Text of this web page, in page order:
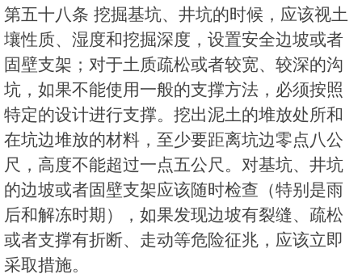
第五十八条 挖掘基坑、井坑的时候，应该视土
壤性质、湿度和挖掘深度，设置安全边坡或者
固壁支架；对于土质疏松或者较宽、较深的沟
坑，如果不能使用一般的支撑方法，必须按照
特定的设计进行支撑。挖出泥土的堆放处所和
在坑边堆放的材料，至少要距离坑边零点八公
尺，高度不能超过一点五公尺。对基坑、井坑
的边坡或者固壁支架应该随时检查（特别是雨
后和解冻时期），如果发现边坡有裂缝、疏松
或者支撑有折断、走动等危险征兆，应该立即
采取措施。